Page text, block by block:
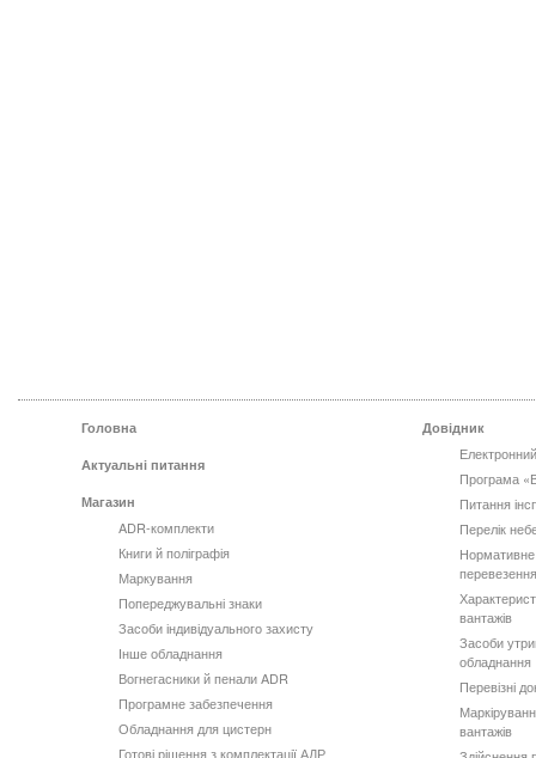
Головна
Актуальні питання
Магазин
ADR-комплекти
Книги й поліграфія
Маркування
Попереджувальні знаки
Засоби індивідуального захисту
Інше обладнання
Вогнегасники й пенали ADR
Програмне забезпечення
Обладнання для цистерн
Готові рішення з комплектації АДР
Довідник
Програма
Питання
Перелік
вантажів
Засоби
обладнання
Перевізні
вантажів